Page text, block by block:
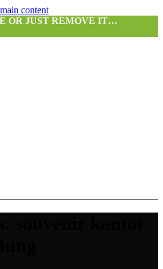
content
OR JUST REMOVE IT…